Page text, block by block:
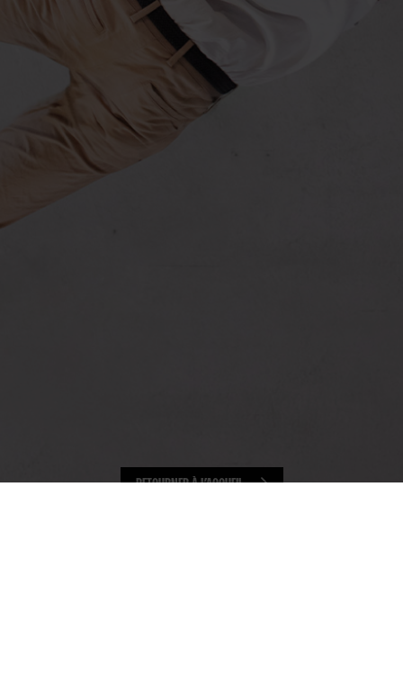
RETOURNER À L’ACCUEIL